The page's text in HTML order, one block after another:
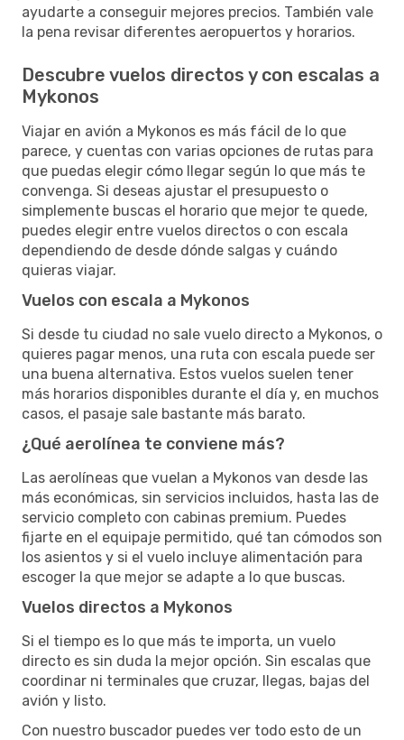
ayudarte a conseguir mejores precios. También vale
la pena revisar diferentes aeropuertos y horarios.
Descubre vuelos directos y con escalas a
Mykonos
Viajar en avión a Mykonos es más fácil de lo que
parece, y cuentas con varias opciones de rutas para
que puedas elegir cómo llegar según lo que más te
convenga. Si deseas ajustar el presupuesto o
simplemente buscas el horario que mejor te quede,
puedes elegir entre vuelos directos o con escala
dependiendo de desde dónde salgas y cuándo
quieras viajar.
Vuelos con escala a Mykonos
Si desde tu ciudad no sale vuelo directo a Mykonos, o
quieres pagar menos, una ruta con escala puede ser
una buena alternativa. Estos vuelos suelen tener
más horarios disponibles durante el día y, en muchos
casos, el pasaje sale bastante más barato.
¿Qué aerolínea te conviene más?
Las aerolíneas que vuelan a Mykonos van desde las
más económicas, sin servicios incluidos, hasta las de
servicio completo con cabinas premium. Puedes
fijarte en el equipaje permitido, qué tan cómodos son
los asientos y si el vuelo incluye alimentación para
escoger la que mejor se adapte a lo que buscas.
Vuelos directos a Mykonos
Si el tiempo es lo que más te importa, un vuelo
directo es sin duda la mejor opción. Sin escalas que
coordinar ni terminales que cruzar, llegas, bajas del
avión y listo.
Con nuestro buscador puedes ver todo esto de un